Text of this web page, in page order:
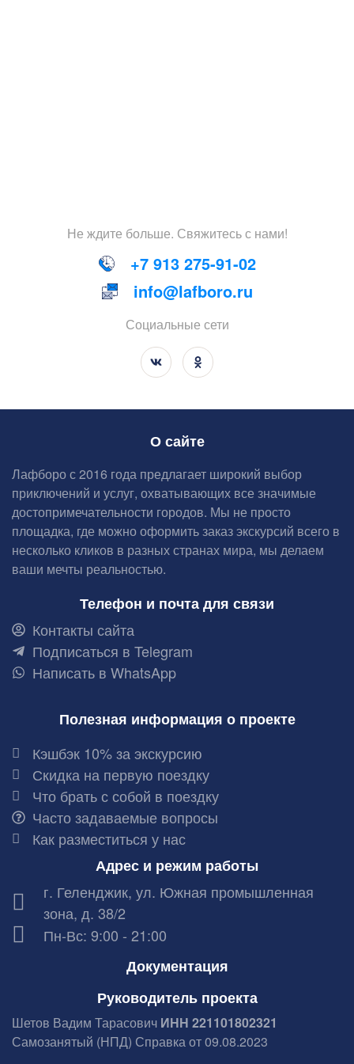
Не ждите больше. Свяжитесьс нами!
+7 913 275-91-02
info@lafboro.ru
Социальные сети
О сайте
Лафборо с 2016 года предлагает широкий выбор
приключений и услуг, охватывающих все значимые
достопримечательности городов. Мы не просто
площадка, где можно оформить заказ экскурсий всего в
несколько кликов в разных странах мира, мы делаем
ваши мечты реальностью.
Телефон и почта для связи
Контакты сайта
Подписаться в Telegram
Написать в WhatsApp
Полезная информация о проекте
Кэшбэк 10% за экскурсию
Скидка на первую поездку
Что брать с собой в поездку
Часто задаваемые вопросы
Как разместиться у нас
Адрес и режим работы
г. Геленджик, ул. Южная промышленная
зона, д. 38/2
Пн-Вс: 9:00 - 21:00
Документация
Руководитель проекта
Шетов Вадим Тарасович ИНН 221101802321
Самозанятый (НПД) Справка от 09.08.2023